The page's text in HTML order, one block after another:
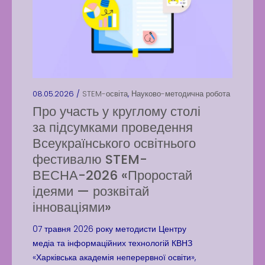
08.05.2026 / STEM-освіта, Науково-методична робота
Про участь у круглому столі
за підсумками проведення
Всеукраїнського освітнього
фестивалю STEM-
ВЕСНА-2026 «Проростай
ідеями — розквітай
інноваціями»
07 травня 2026 року методисти Центру
медіа та інформаційних технологій КВНЗ
«Харківська академія неперервної освіти»,